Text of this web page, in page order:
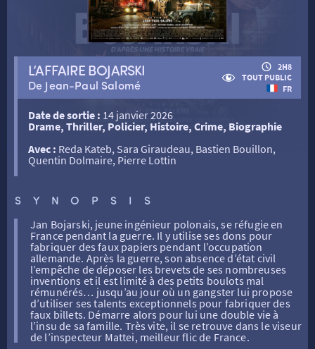
RETOUR
FILMS
RETOUR
SÉANCES SPÉCIALES
THÉ CINÉ
RÉTRO VISION
RETOUR
ATELIERS PRATIQUES
RETOUR
LA SÉLECTION DES AMIS DU CINÉMA & LES FILMS
D’ACTUALITÉS
LES DISPOSITIFS NATIONAUX
RETOUR
HISTORIQUE
TARIFS
NOS SALLES
L’AFFAIRE BOJARSKI
De Jean-Paul Salomé
2H8
TOUT PUBLIC
FR
Date de sortie : 14 janvier 2026
Drame, Thriller, Policier, Histoire, Crime, Biographie
Avec : Reda Kateb, Sara Giraudeau, Bastien Bouillon,
Quentin Dolmaire, Pierre Lottin
SYNOPSIS
Jan Bojarski, jeune ingénieur polonais, se réfugie en
France pendant la guerre. Il y utilise ses dons pour
fabriquer des faux papiers pendant l’occupation
allemande. Après la guerre, son absence d’état civil
l’empêche de déposer les brevets de ses nombreuses
inventions et il est limité à des petits boulots mal
rémunérés… jusqu’au jour où un gangster lui propose
d’utiliser ses talents exceptionnels pour fabriquer des
faux billets. Démarre alors pour lui une double vie à
l’insu de sa famille. Très vite, il se retrouve dans le viseur
de l’inspecteur Mattei, meilleur flic de France.